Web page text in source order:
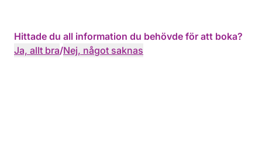
Hittade du all information du behövde för att boka?
Ja, allt bra/Nej, något saknas